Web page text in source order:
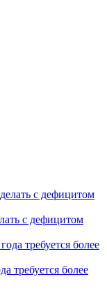
с дефицитом
требуется более